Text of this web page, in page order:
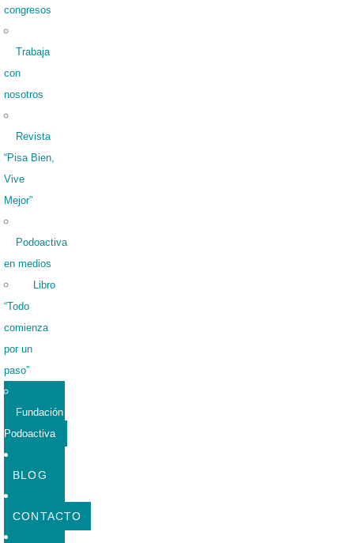
congresos
Trabaja
con
nosotros
Revista
“Pisa Bien,
Vive
Mejor”
Podoactiva
en medios
Libro
“Todo
comienza
por un
paso”
Fundación
Podoactiva
BLOG
CONTACTO